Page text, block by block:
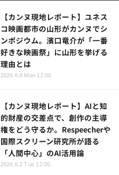
【カンヌ現地レポート】ユネス
コ映画都市の山形がカンヌでシ
ンポジウム。濱口竜介が「一番
好きな映画祭」に山形を挙げる
理由とは
2026.6.8 Mon 12:00
【カンヌ現地レポート】AIと知
的財産の交差点で、創作の主導
権をどう守るか。Respeecherや
国際スクリーン研究所が語る
「人間中心」のAI活用論
2026.6.2 Tue 12:00